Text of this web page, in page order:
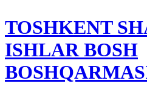
TOSHKENT
ISHLAR BOSH